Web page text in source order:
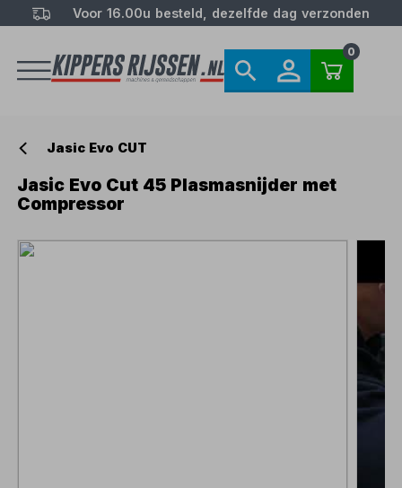
Voor 16.00u besteld, dezelfde dag verzonden
0
Jasic Evo CUT
Jasic Evo Cut 45 Plasmasnijder met
Compressor